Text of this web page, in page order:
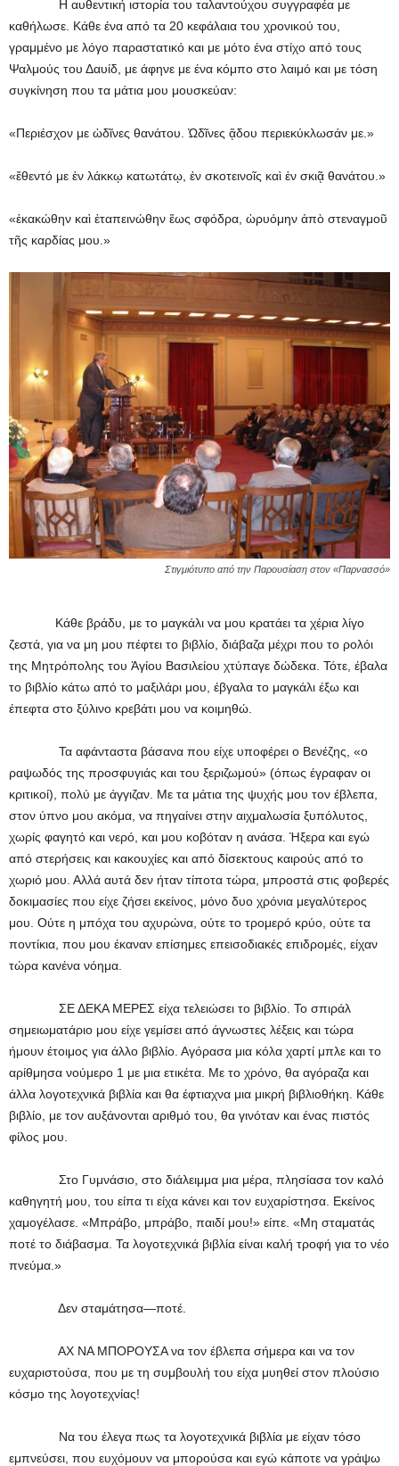
Η αυθεντική ιστορία του ταλαντούχου συγγραφέα με
καθήλωσε. Κάθε ένα από τα 20 κεφάλαια του χρονικού του,
γραμμένο με λόγο παραστατικό και με μότο ένα στίχο από τους
Ψαλμούς του Δαυίδ, με άφηνε με ένα κόμπο στο λαιμό και με τόση
συγκίνηση που τα μάτια μου μουσκεύαν:
«Περιέσχον με ὠδῖνες θανάτου. Ὠδῖνες ᾅδου περιεκύκλωσάν με.»
«ἔθεντό με ἐν λάκκῳ κατωτάτῳ, ἐν σκοτεινοῖς καὶ ἐν σκιᾷ θανάτου.»
«ἐκακώθην καὶ ἐταπεινώθην ἕως σφόδρα, ὠρυόμην ἀπὸ στεναγμοῦ
τῆς καρδίας μου.»
Στιγμιότυπο από την Παρουσίαση στον «Παρνασσό»
Κάθε βράδυ, με το μαγκάλι να μου κρατάει τα χέρια λίγο
ζεστά, για να μη μου πέφτει το βιβλίο, διάβαζα μέχρι που το ρολόι
της Μητρόπολης του Ἁγίου Βασιλείου χτύπαγε δώδεκα. Τότε, έβαλα
το βιβλίο κάτω από το μαξιλάρι μου, έβγαλα το μαγκάλι έξω και
έπεφτα στο ξύλινο κρεβάτι μου να κοιμηθώ.
Τα αφάνταστα βάσανα που είχε υποφέρει ο Βενέζης, «ο
ραψωδός της προσφυγιάς και του ξεριζωμού» (όπως έγραφαν οι
κριτικοί), πολύ με άγγιζαν. Με τα μάτια της ψυχής μου τον έβλεπα,
στον ύπνο μου ακόμα, να πηγαίνει στην αιχμαλωσία ξυπόλυτος,
χωρίς φαγητό και νερό, και μου κοβόταν η ανάσα. Ήξερα και εγώ
από στερήσεις και κακουχίες και από δίσεκτους καιρούς από το
χωριό μου. Αλλά αυτά δεν ήταν τίποτα τώρα, μπροστά στις φοβερές
δοκιμασίες που είχε ζήσει εκείνος, μόνο δυο χρόνια μεγαλύτερος
μου. Ούτε η μπόχα του αχυρώνα, ούτε το τρομερό κρύο, ούτε τα
ποντίκια, που μου έκαναν επίσημες επεισοδιακές επιδρομές, είχαν
τώρα κανένα νόημα.
ΣΕ ΔΕΚΑ ΜΕΡΕΣ είχα τελειώσει το βιβλίο. Το σπιράλ
σημειωματάριο μου είχε γεμίσει από άγνωστες λέξεις και τώρα
ήμουν έτοιμος για άλλο βιβλίο. Αγόρασα μια κόλα χαρτί μπλε και το
αρίθμησα νούμερο 1 με μια ετικέτα. Με το χρόνο, θα αγόραζα και
άλλα λογοτεχνικά βιβλία και θα έφτιαχνα μια μικρή βιβλιοθήκη. Κάθε
βιβλίο, με τον αυξάνονται αριθμό του, θα γινόταν και ένας πιστός
φίλος μου.
Στο Γυμνάσιο, στο διάλειμμα μια μέρα, πλησίασα τον καλό
καθηγητή μου, του είπα τι είχα κάνει και τον ευχαρίστησα. Εκείνος
χαμογέλασε. «Μπράβο, μπράβο, παιδί μου!» είπε. «Μη σταματάς
ποτέ το διάβασμα. Τα λογοτεχνικά βιβλία είναι καλή τροφή για το νέο
πνεύμα.»
Δεν σταμάτησα—ποτέ.
ΑΧ ΝΑ ΜΠΟΡΟΥΣΑ να τον έβλεπα σήμερα και να τον
ευχαριστούσα, που με τη συμβουλή του είχα μυηθεί στον πλούσιο
κόσμο της λογοτεχνίας!
Να του έλεγα πως τα λογοτεχνικά βιβλία με είχαν τόσο
εμπνεύσει, που ευχόμουν να μπορούσα και εγώ κάποτε να γράψω